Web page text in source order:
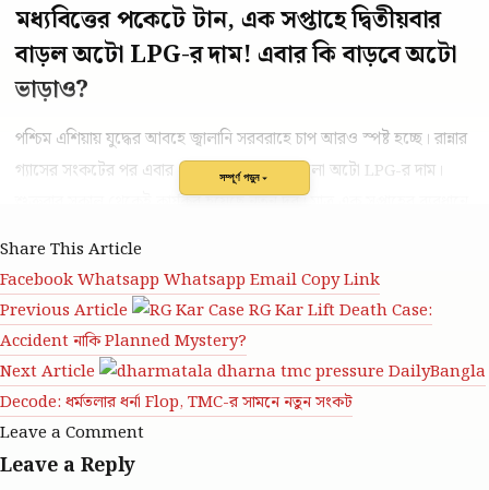
মধ্যবিত্তের পকেটে টান, এক সপ্তাহে দ্বিতীয়বার
বাড়ল অটো LPG-র দাম! এবার কি বাড়বে অটো
ভাড়াও?
পশ্চিম এশিয়ায় যুদ্ধের আবহে জ্বালানি সরবরাহে চাপ আরও স্পষ্ট হচ্ছে। রান্নার
গ্যাসের সংকটের পর এবার এক ধাক্কায় বাড়ানো হলো অটো LPG-র দাম।
শুক্রবার সকাল থেকেই কার্যকর হয়েছে নতুন দর। মাত্র এক সপ্তাহের ব্যবধানে
তৈরি হয়েছে।
ডেইলি বাংলা ডেস্কবিষয়: অটো LPG-র দামফোকাস: জ্বালানি সংকট, অটো ভাড়া, মধ্যবিত্তের চাপ
অটোচালকদের মতে, অল্প সময়ের ব্যবধানে জ্বালানির খরচ যেভাবে বেড়েছে,
তাতে পুরনো ভাড়ার কাঠামোয় গাড়ি চালানো ক্রমেই কঠিন হয়ে উঠছে। নতুন
দাম ঘোষণার পর থেকেই ভাড়া বৃদ্ধির আশঙ্কা আরও জোরালো হয়েছে।
সম্পূর্ণ পড়ুন
Share This Article
FacebookWhatsapp Whatsapp EmailCopy Link
Previous Article
RG Kar Lift Death Case:
Accident নাকি Planned Mystery?
Next Article
DailyBangla
Decode: ধর্মতলার ধর্না Flop, TMC-র সামনে নতুন সংকট
Leave a Comment
Leave a Reply